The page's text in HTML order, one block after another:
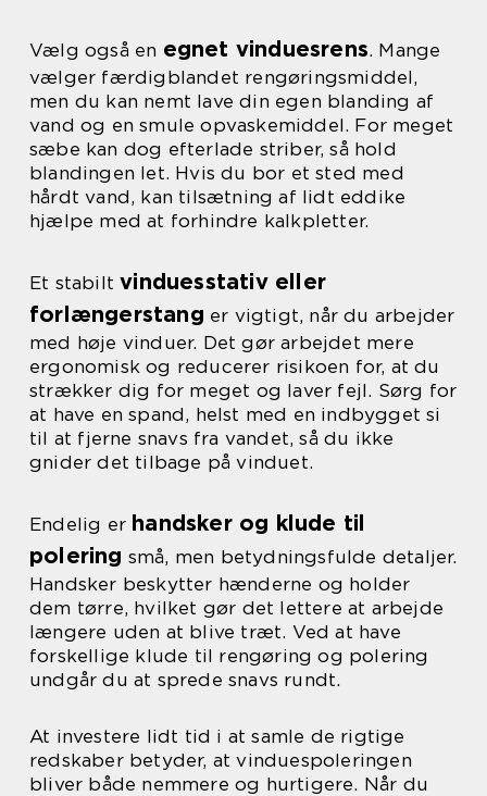
Vælg også en egnet vinduesrens. Mange
vælger færdigblandet rengøringsmiddel,
men du kan nemt lave din egen blanding af
vand og en smule opvaskemiddel. For meget
sæbe kan dog efterlade striber, så hold
blandingen let. Hvis du bor et sted med
hårdt vand, kan tilsætning af lidt eddike
hjælpe med at forhindre kalkpletter.
Et stabiltvinduesstativ eller
forlængerstang er vigtigt, når du arbejder
med høje vinduer. Det gør arbejdet mere
ergonomisk og reducerer risikoen for, at du
strækker dig for meget og laver fejl. Sørg for
at have en spand, helst med en indbygget si
til at fjerne snavs fra vandet, så du ikke
gnider det tilbage på vinduet.
Endelig er handsker og klude til
polering små, men betydningsfulde detaljer.
Handsker beskytter hænderne og holder
dem tørre, hvilket gør det lettere at arbejde
længere uden at blive træt. Ved at have
forskellige klude til rengøring og polering
undgår du at sprede snavs rundt.
At investere lidt tid i at samle de rigtige
redskaber betyder, at vinduespoleringen
bliver både nemmere og hurtigere. Når du